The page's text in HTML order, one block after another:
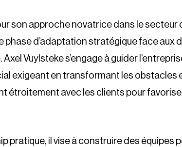
son approche novatrice dans le secteur
phase d’adaptation stratégique face aux
Vuylsteke s’engage à guider
exigeant en transformant les obstacles
étroitement avec les clients pour
pratique, il vise à construire des équipes